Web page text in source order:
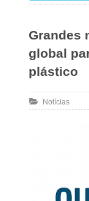
Grandes
global
plástico
Notícias